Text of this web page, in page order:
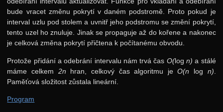
bude vracet změnu pokrytí v daném podstromě. Proto pokud je
interval uzlu pod stolem a uvnitř jeho podstromu se změní pokrytí,
tento uzel ho znuluje. Jinak se propaguje až do kořene a nakonec
je celková změna pokrytí přičtena k počítanému obvodu.
Protože přidání a odebrání intervalu nám trvá čas O(log n) a stálé
máme celkem 2n hran, celkový čas algoritmu jeO(n log n)
Paměťová složitost zůstala lineární.
Program